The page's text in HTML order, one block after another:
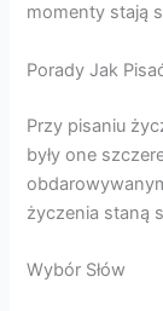
momenty stają
Porady Jak
Przy pisaniu
były one
życzenia staną
Wybór Słów